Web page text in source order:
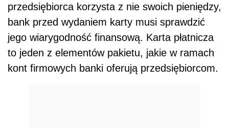
przedsiębiorca korzysta z nie swoich pieniędzy,
bank przed wydaniem karty musi sprawdzić
jego wiarygodność finansową. Karta płatnicza
to jeden z elementów pakietu, jakie w ramach
kont firmowych banki oferują przedsiębiorcom.